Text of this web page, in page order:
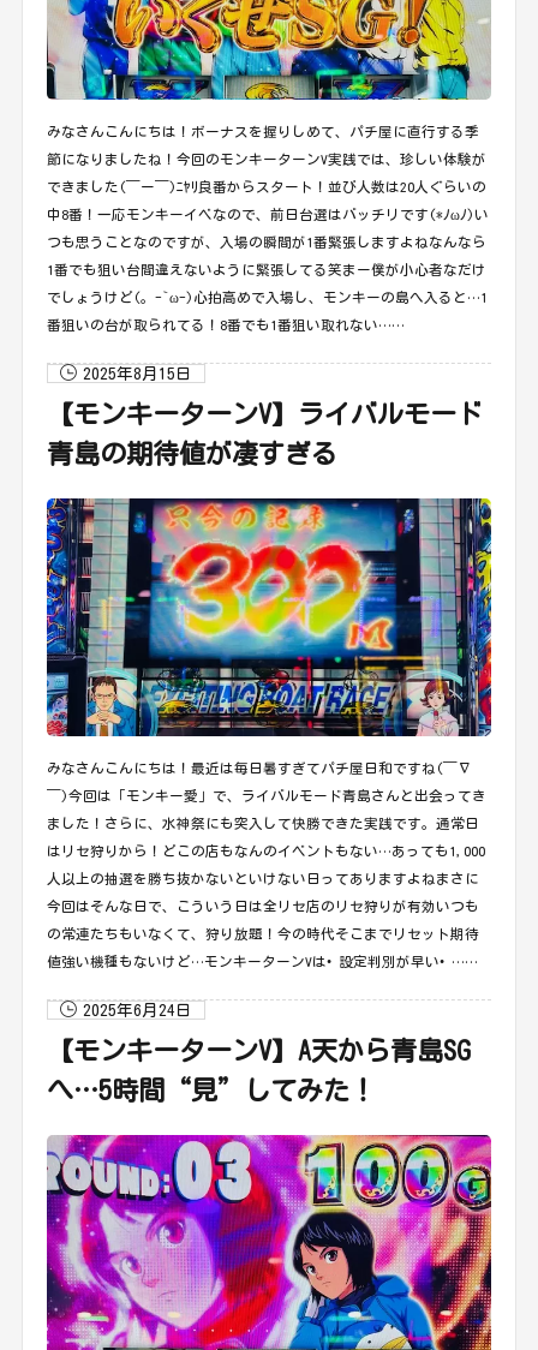
みなさんこんにちは！ボーナスを握りしめて、パチ屋に直行する季
節になりましたね！今回のモンキーターンV実践では、珍しい体験が
できました(￣ー￣)ﾆﾔﾘ良番からスタート！並び人数は20人ぐらいの
中8番！一応モンキーイベなので、前日台選はバッチリです(*ﾉωﾉ)い
つも思うことなのですが、入場の瞬間が1番緊張しますよねなんなら
1番でも狙い台間違えないように緊張してる笑まー僕が小心者なだけ
でしょうけど(。-`ω-)心拍高めで入場し、モンキーの島へ入ると…1
番狙いの台が取られてる！8番でも1番狙い取れない……
2025年8月15日
【モンキーターンV】ライバルモード
青島の期待値が凄すぎる
みなさんこんにちは！最近は毎日暑すぎてパチ屋日和ですね(￣∇
￣)今回は「モンキー愛」で、ライバルモード青島さんと出会ってき
ました！さらに、水神祭にも突入して快勝できた実践です。通常日
はリセ狩りから！どこの店もなんのイベントもない…あっても1,000
人以上の抽選を勝ち抜かないといけない日ってありますよねまさに
今回はそんな日で、こういう日は全リセ店のリセ狩りが有効いつも
の常連たちもいなくて、狩り放題！今の時代そこまでリセット期待
値強い機種もないけど…モンキーターンVは• 設定判別が早い• ……
2025年6月24日
【モンキーターンV】A天から青島SG
へ…5時間“見”してみた！